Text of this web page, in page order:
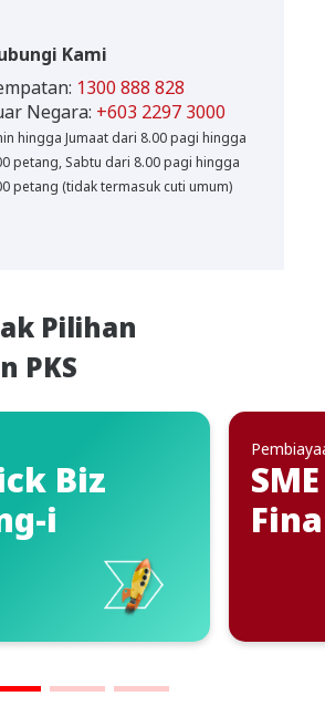
Kami
1300 888 828
Negara: +603 2297 3000
hingga Jumaat dari 8.00 pagi hingga
petang, Sabtu dari 8.00 pagi hingga
petang (tidak termasuk cuti umum)
Pilihan
PKS
Biz
i